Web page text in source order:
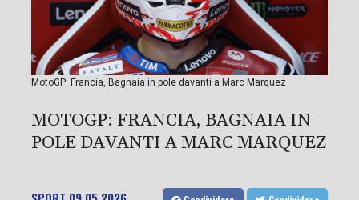
MotoGP: Francia, Bagnaia in pole davanti a Marc Marquez
MOTOGP: FRANCIA, BAGNAIA IN
POLE DAVANTI A MARC MARQUEZ